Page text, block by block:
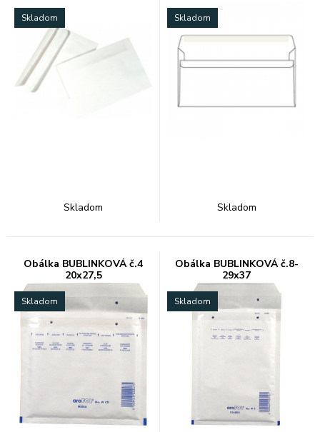
Skladom
Skladom
Skladom
Skladom
Obálka BUBLINKOVÁ č.4
20x27,5
Skladom
Obálka BUBLINKOVÁ č.8-
29x37
Skladom